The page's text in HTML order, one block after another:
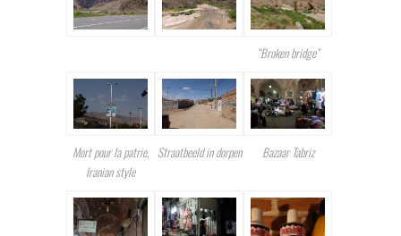
“Broken bridge”
Mort pour la patrie,
Iranian style
Straatbeeld in dorpen Bazaar Tabriz